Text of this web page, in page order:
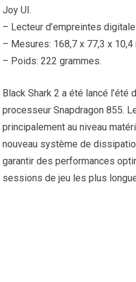
Joy UI.
– Lecteur d’empreintes
– Mesures: 168,7 x 77,3 x 10,4
– Poids: 222 grammes.
Black Shark 2 a été lancé
processeur Snapdragon 855.
principalement au niveau
nouveau système de
garantir des performances
sessions de jeu les plus